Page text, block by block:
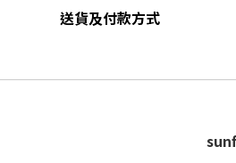
送貨及付款方式